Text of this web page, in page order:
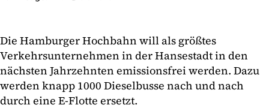
Die Hamburger Hochbahn will als größtes
Verkehrsunternehmen in der Hansestadt in den
nächsten Jahrzehnten emissionsfrei werden. Dazu
werden knapp 1000 Dieselbusse nach und nach
durch eine E-Flotte ersetzt.